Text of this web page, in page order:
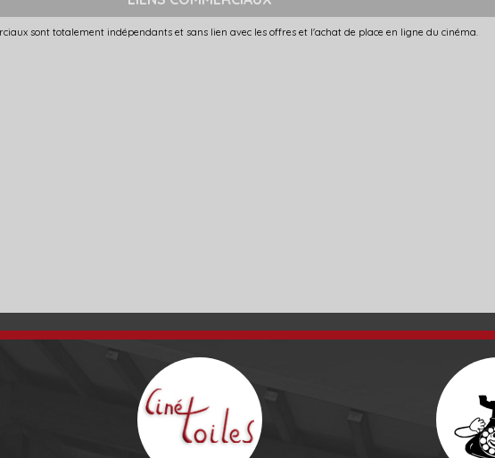
sont totalement indépendants et sans lien avec les offres et l'achat de place en ligne du cinéma.